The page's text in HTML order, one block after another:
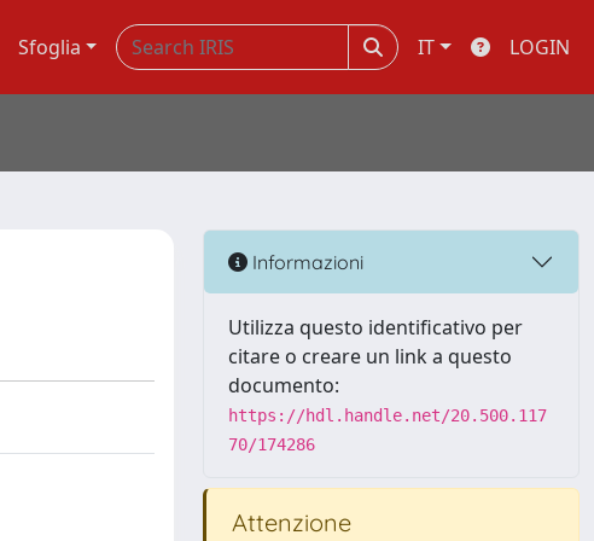
Sfoglia IT LOGIN
Informazioni
Utilizza questo identificativo per
citare o creare un link a questo
documento:
https://hdl.handle.net/20.500.117
70/174286
Attenzione